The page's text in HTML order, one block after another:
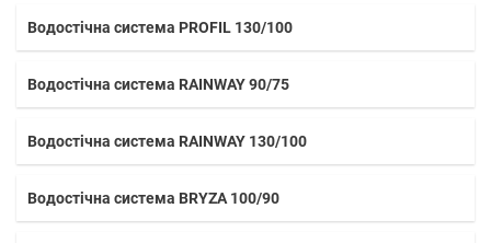
Водостічна система PROFIL 130/100
Водостічна система RAINWAY 90/75
Водостічна система RAINWAY 130/100
Водостічна система BRYZA 100/90